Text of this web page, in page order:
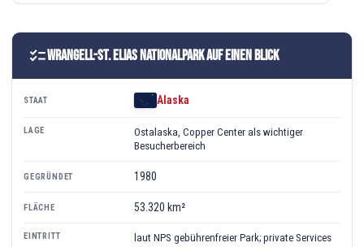
checklistWrangell-St. Elias Nationalpark auf einen Blick
STAAT Alaska
LAGE
Ostalaska, Copper Center als wichtiger
Besucherbereich
GEGRÜNDET 1980
FLÄCHE 53.320 km²
EINTRITT
laut NPS gebührenfreier Park; private Services